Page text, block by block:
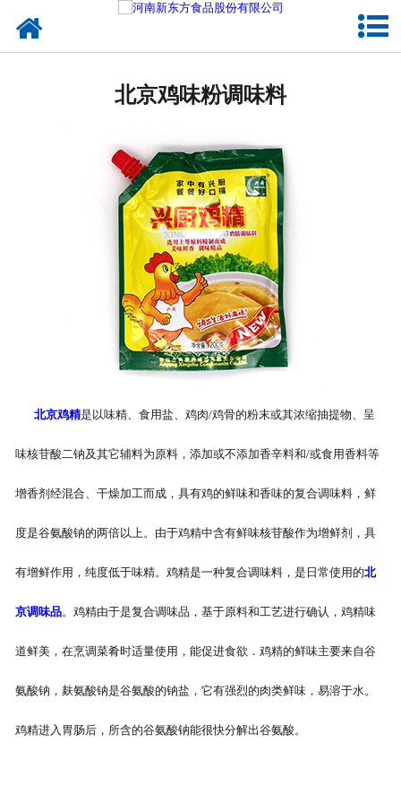
北京熟食品
北京调味品
北京鸡蛋壳粉
北京新东方食品
北京食品代加工
北京蜜汁味卤蛋
- 北京茶香味卤蛋
北京鸡味粉调味料
北京鸡精是以味精、食用盐、鸡肉/鸡骨的粉末或其浓缩抽提物、呈
味核苷酸二钠及其它辅料为原料，添加或不添加香辛料和/或食用香料等
增香剂经混合、干燥加工而成，具有鸡的鲜味和香味的复合调味料，鲜
度是谷氨酸钠的两倍以上。由于鸡精中含有鲜味核苷酸作为增鲜剂，具
有增鲜作用，纯度低于味精。鸡精是一种复合调味料，是日常使用的北
京调味品。鸡精由于是复合调味品，基于原料和工艺进行确认，鸡精味
道鲜美，在烹调菜肴时适量使用，能促进食欲．鸡精的鲜味主要来自谷
氨酸钠，麸氨酸钠是谷氨酸的钠盐，它有强烈的肉类鲜味，易溶于水。
鸡精进入胃肠后，所含的谷氨酸钠能很快分解出谷氨酸。